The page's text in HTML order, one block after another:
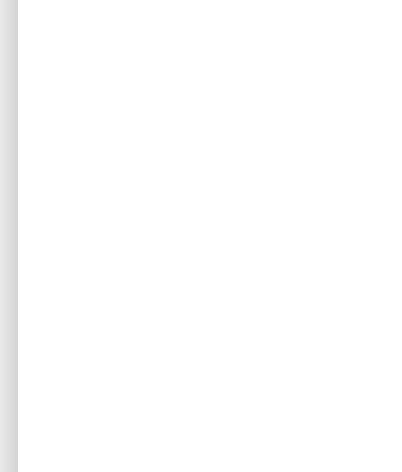
2021. aastal Euroopas enim müüdud
turul. Uus ADV350, mis on
Peale ainulaadse välimuse
kindalaekas on USB-laadija ning
Honda nutitelefoni hääljuhtimissüsteem.
ADV350 330 cm3 täiustatud Smart
mootorrattastiilis USD kahvlid,
ADV350 on saadaval värvitoonides
2021. aasta oktoobris avalikustatud
süda, on kaasahaarav juhitavus ja
ilmastikukaitset. See on ühtmoodi
Praktilisuse tagavad